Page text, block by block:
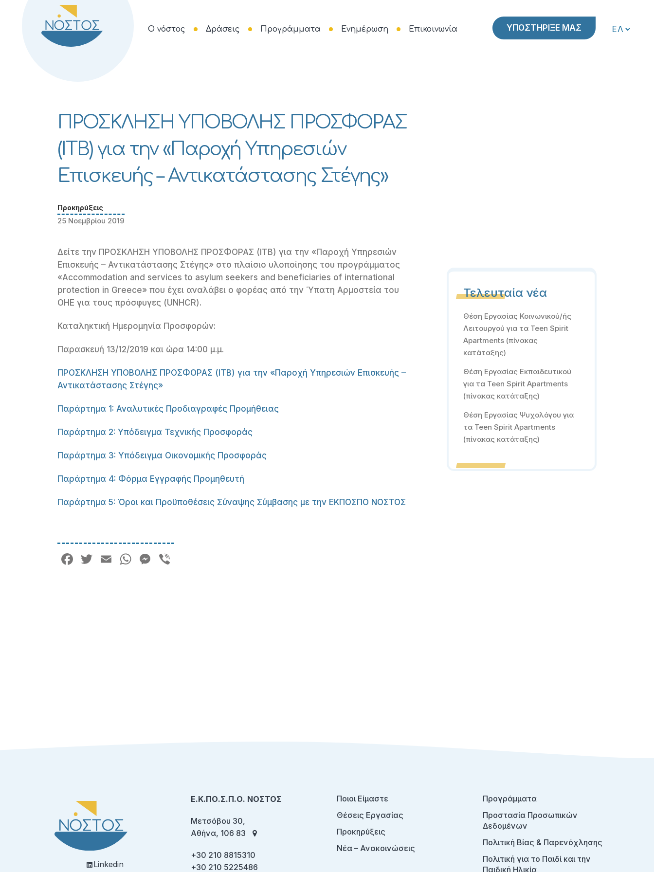
ΥΠΟΣΤΗΡΙΞΕ ΜΑΣ
Ο νόστος Δράσεις Προγράμματα Ενημέρωση Επικοινωνία
ΠΡΟΣΚΛΗΣΗ ΥΠΟΒΟΛΗΣ ΠΡΟΣΦΟΡΑΣ
(ΙΤΒ) για την «Παροχή Υπηρεσιών
Επισκευής – Αντικατάστασης Στέγης»
Προκηρύξεις
25 Νοεμβρίου 2019
Δείτε την ΠΡΟΣΚΛΗΣΗ ΥΠΟΒΟΛΗΣ ΠΡΟΣΦΟΡΑΣ (ΙΤΒ) για την «Παροχή Υπηρεσιών
Επισκευής – Αντικατάστασης Στέγης» στο πλαίσιο υλοποίησης του προγράμματος
«Accommodation and services to asylum seekers and beneficiaries of international
protection in Greece» που έχει αναλάβει ο φορέας από την Ύπατη Αρμοστεία του
ΟΗΕ για τους πρόσφυγες (UNHCR).
Καταληκτική Ημερομηνία Προσφορών:
Παρασκευή 13/12/2019 και ώρα 14:00 μ.μ.
ΠΡΟΣΚΛΗΣΗ ΥΠΟΒΟΛΗΣ ΠΡΟΣΦΟΡΑΣ (ΙΤΒ) για την «Παροχή Υπηρεσιών Επισκευής –
Αντικατάστασης Στέγης»
Παράρτημα 1: Αναλυτικές Προδιαγραφές Προμήθειας
Παράρτημα 2: Υπόδειγμα Τεχνικής Προσφοράς
Παράρτημα 3: Υπόδειγμα Οικονομικής Προσφοράς
Παράρτημα 4: Φόρμα Εγγραφής Προμηθευτή
Παράρτημα 5: Όροι και Προϋποθέσεις Σύναψης Σύμβασης με την ΕΚΠΟΣΠΟ ΝΟΣΤΟΣ
Facebook
Twitter
EmailWhatsApp
Messenger
Τελευταία νέα
Θέση Εργασίας Κοινωνικού/ής
Λειτουργού για τα Teen Spirit
Apartments (πίνακας
κατάταξης)
Θέση Εργασίας Εκπαιδευτικού
για τα Teen Spirit Apartments
(πίνακας κατάταξης)
Θέση Εργασίας Ψυχολόγου για
τα Teen Spirit Apartments
(πίνακας κατάταξης)
Linkedin
Ε.Κ.ΠΟ.Σ.Π.Ο. ΝΟΣΤΟΣ
Μετσόβου 30,
Αθήνα, 106 83
+30 210 8815310
+30 210 5225486
Ποιοι Είμαστε
Θέσεις Εργασίας
Προκηρύξεις
Νέα – Ανακοινώσεις
Προγράμματα
Προστασία Προσωπικών
Δεδομένων
Πολιτική Βίας & Παρενόχλησης
Πολιτική για το Παιδί και την
Παιδική Ηλικία